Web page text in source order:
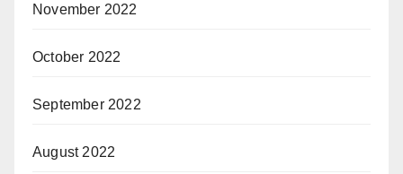
November 2022
October 2022
September 2022
August 2022